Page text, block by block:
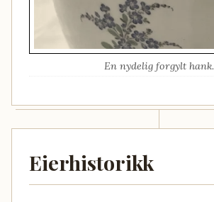
En nydelig forgylt hank.
Eierhistorikk